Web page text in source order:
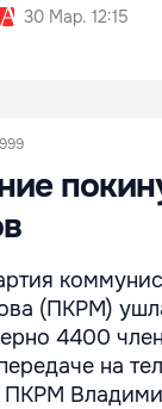
30 Мар. 12:15
999
(ПКРМ)
4400
на
ПКРМ